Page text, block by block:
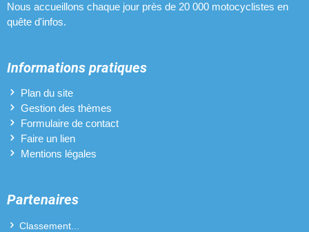
Nous accueillons chaque jour près de 20 000 motocyclistes en
quête d'infos.
Informations pratiques
Plan du site
Gestion des thèmes
Formulaire de contact
Faire un lien
Mentions légales
Partenaires
Classement...